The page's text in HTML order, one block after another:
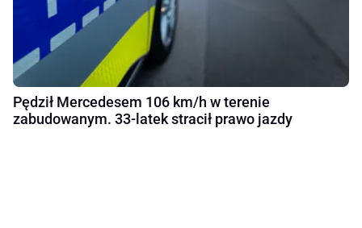
Pędził Mercedesem 106 km/h w terenie
zabudowanym. 33-latek stracił prawo jazdy